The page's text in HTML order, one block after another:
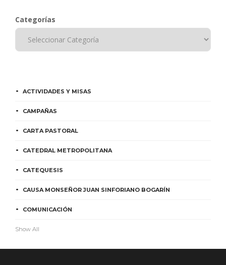
Categorías
ACTIVIDADES Y MISAS
CAMPAÑAS
CARTA PASTORAL
CATEDRAL METROPOLITANA
CATEQUESIS
CAUSA MONSEÑOR JUAN SINFORIANO BOGARÍN
COMUNICACIÓN
Show All